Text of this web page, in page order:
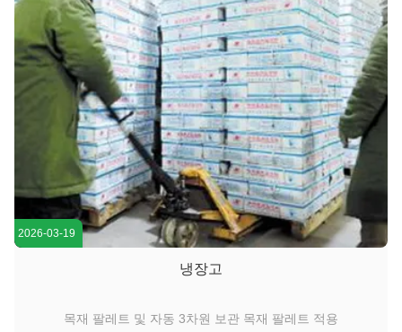
2026-03-19
냉장고
목재 팔레트 및 자동 3차원 보관 목재 팔레트 적용